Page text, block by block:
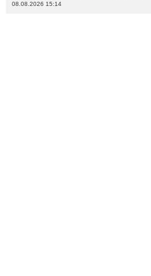
08.08.2026 15:14